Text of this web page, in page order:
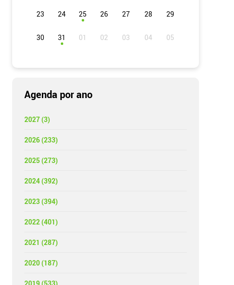
23 24 25 26 27 28 29
30 31
Agenda por ano
2027 (3)
2026 (233)
2025 (273)
2024 (392)
2023 (394)
2022 (401)
2021 (287)
2020 (187)
2019 (533)